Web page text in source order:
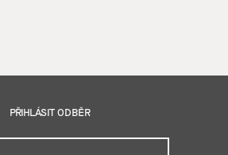
PŘIHLÁSIT ODBĚR